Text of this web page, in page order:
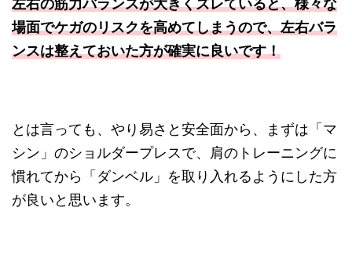
左右の筋力バランスが大きくズレていると、様々な
場面でケガのリスクを高めてしまうので、左右バラ
ンスは整えておいた方が確実に良いです！
とは言っても、やり易さと安全面から、まずは「マ
シン」のショルダープレスで、肩のトレーニングに
慣れてから「ダンベル」を取り入れるようにした方
が良いと思います。